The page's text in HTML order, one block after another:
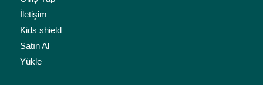
İletişim
Kids shield
Satın Al
Yükle